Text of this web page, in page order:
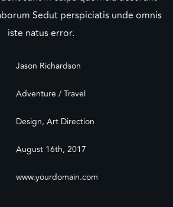
Sedut perspiciatis unde omnis
iste natus error.
Jason Richardson
Adventure / Travel
Design, Art Direction
August 16th, 2017
www.yourdomain.com